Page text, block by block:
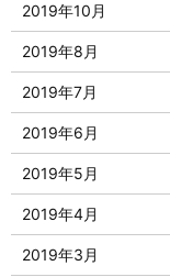
2019年10月
2019年8月
2019年7月
2019年6月
2019年5月
2019年4月
2019年3月